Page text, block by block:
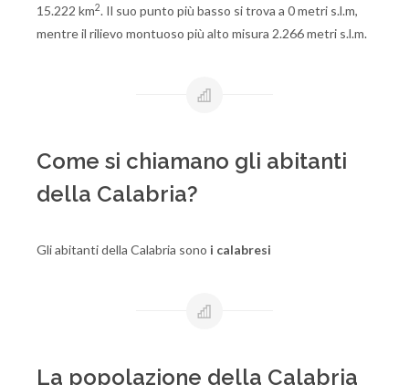
15.222 km2. Il suo punto più basso si trova a 0 metri s.l.m,
mentre il rilievo montuoso più alto misura 2.266 metri s.l.m.
Come si chiamano gli abitanti
della Calabria?
Gli abitanti della Calabria sono i calabresi
La popolazione della Calabria